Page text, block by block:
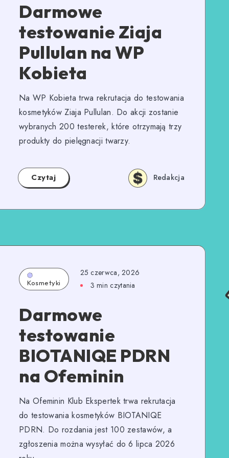
Darmowe
testowanie Ziaja
Pullulan na WP
Kobieta
Na WP Kobieta trwa rekrutacja do testowania
kosmetyków Ziaja Pullulan. Do akcji zostanie
wybranych 200 testerek, które otrzymają trzy
produkty do pielęgnacji twarzy.
Czytaj Redakcja
Kosmetyki
25 czerwca, 2026
3 min czytania
Darmowe
testowanie
BIOTANIQE PDRN
na Ofeminin
Na Ofeminin Klub Ekspertek trwa rekrutacja
do testowania kosmetyków BIOTANIQE
PDRN. Do rozdania jest 100 zestawów, a
zgłoszenia można wysyłać do 6 lipca 2026